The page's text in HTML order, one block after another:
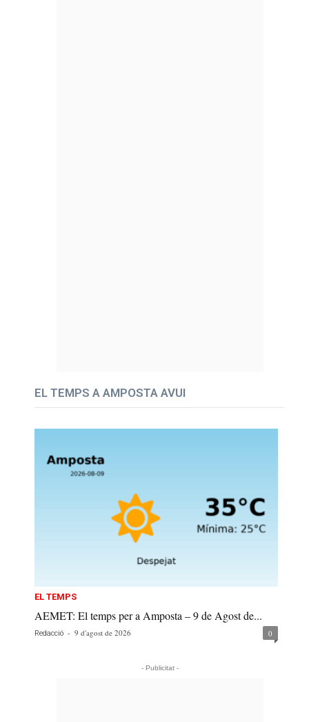
EL TEMPS A AMPOSTA AVUI
EL TEMPS
AEMET: El temps per a Amposta – 9 de Agost de...
Redacció - 9 d'agost de 2026 0
- Publicitat -